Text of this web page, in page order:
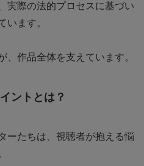
実際の法的プロセスに基づい
います。
、作品全体を支えています。
ントとは？
ーたちは、視聴者が抱える悩